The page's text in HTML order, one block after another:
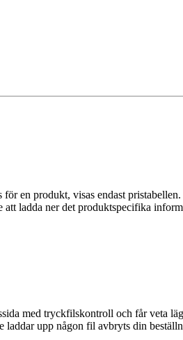
en produkt, visas endast pristabellen.
ladda ner det produktspecifika
med tryckfilskontroll och får veta
upp någon fil avbryts din